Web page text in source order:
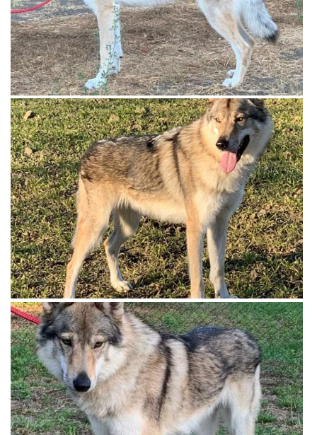
View more
View more